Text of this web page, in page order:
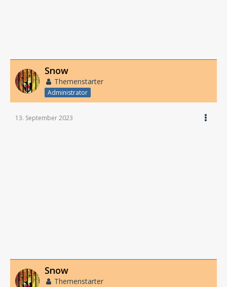
Snow
Themenstarter
Administrator
13. September 2023
Snow
Themenstarter